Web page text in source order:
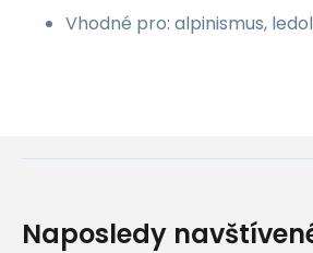
Vhodné pro: alpinismus,
Naposledy